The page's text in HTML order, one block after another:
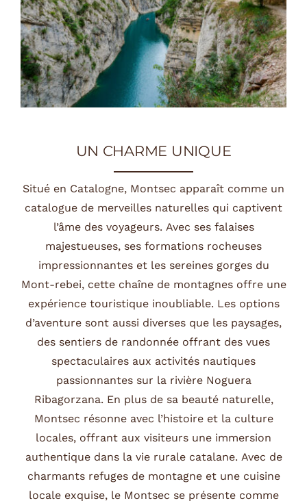
UN CHARME UNIQUE
Situé en Catalogne, Montsec apparaît comme un
catalogue de merveilles naturelles qui captivent
l’âme des voyageurs. Avec ses falaises
majestueuses, ses formations rocheuses
impressionnantes et les sereines gorges du
Mont-rebei, cette chaîne de montagnes offre une
expérience touristique inoubliable. Les options
d’aventure sont aussi diverses que les paysages,
des sentiers de randonnée offrant des vues
spectaculaires aux activités nautiques
passionnantes sur la rivière Noguera
Ribagorzana. En plus de sa beauté naturelle,
Montsec résonne avec l’histoire et la culture
locales, offrant aux visiteurs une immersion
authentique dans la vie rurale catalane. Avec de
charmants refuges de montagne et une cuisine
locale exquise, le Montsec se présente comme